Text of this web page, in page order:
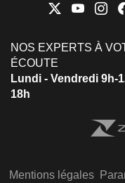
NOS EXPERTS À
ÉCOUTE
Lundi - Vendredi 9h-
18h
Mentions légales